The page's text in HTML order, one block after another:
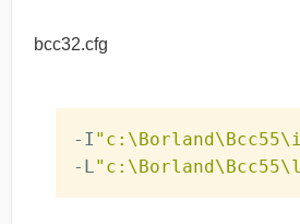
bcc32.cfg
-I
-L